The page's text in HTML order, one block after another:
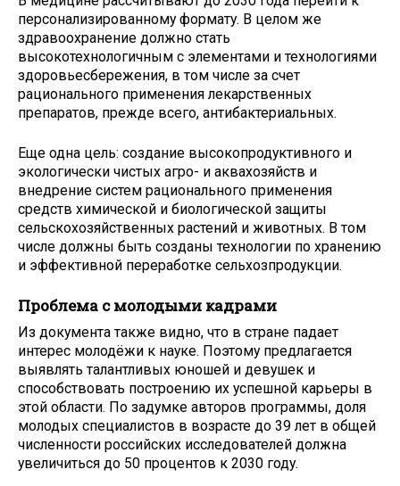
персонализированному формату. В целом же
здравоохранение должно стать
высокотехнологичным с элементами и технологиями
здоровьесбережения, в том числе за счет
рационального применения лекарственных
препаратов, прежде всего, антибактериальных.
Еще одна цель: создание высокопродуктивного и
экологически чистых агро- и аквахозяйств и
внедрение систем рационального применения
средств химической и биологической защиты
сельскохозяйственных растений и животных. В том
числе должны быть созданы технологии по хранению
и эффективной переработке сельхозпродукции.
Проблема с молодыми кадрами
Из документа также видно, что в стране падает
интерес молодёжи к науке. Поэтому предлагается
выявлять талантливых юношей и девушек и
способствовать построению их успешной карьеры в
этой области. По задумке авторов программы, доля
молодых специалистов в возрасте до 39 лет в общей
численности российских исследователей должна
увеличиться до 50 процентов к 2030 году.